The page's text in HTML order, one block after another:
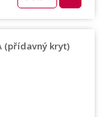
(přídavný kryt)